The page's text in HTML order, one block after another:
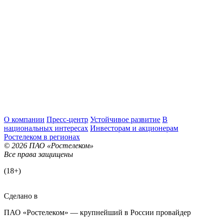
О компании Пресс-центр Устойчивое развитие В
национальных интересах Инвесторам и акционерам
Ростелеком в регионах
© 2026 ПАО «Ростелеком»
Все права защищены
(18+)
Сделано в
ПАО «Ростелеком» — крупнейший в России провайдер